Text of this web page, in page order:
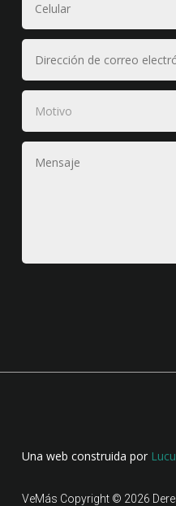
Una web construida por
VeMás Copyright © 2026